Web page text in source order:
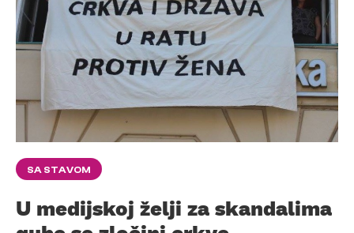
SA STAVOM
U medijskoj želji za skandalima